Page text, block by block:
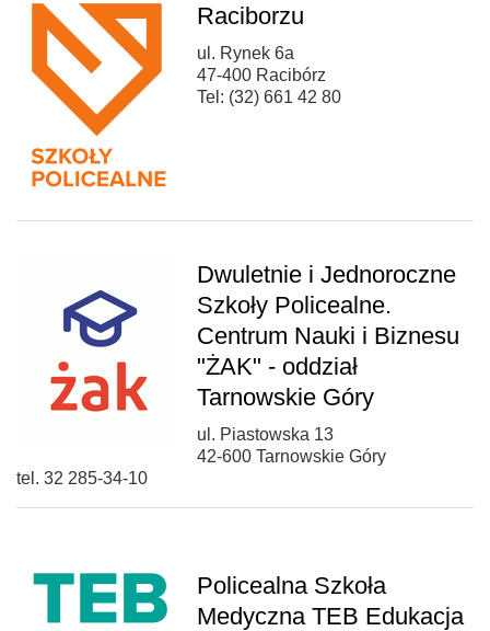
Raciborzu
ul. Rynek 6a
47-400 Racibórz
Tel: (32) 661 42 80
Dwuletnie i Jednoroczne
Szkoły Policealne.
Centrum Nauki i Biznesu
"ŻAK" - oddział
Tarnowskie Góry
ul. Piastowska 13
42-600 Tarnowskie Góry
tel. 32 285-34-10
Policealna Szkoła
Medyczna TEB Edukacja